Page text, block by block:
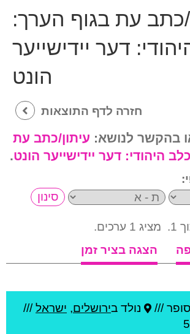
כתב עת בגוף הערך:
דער יידישייער
הונט
חזרה לדף התוצאות
עיתון/כתב עת
היהודי: דער יידישייער הונט.
1.
מציג 1 ערכים.
הצגה בציר זמן
סופר /// נולד בירושלים, ישראל///